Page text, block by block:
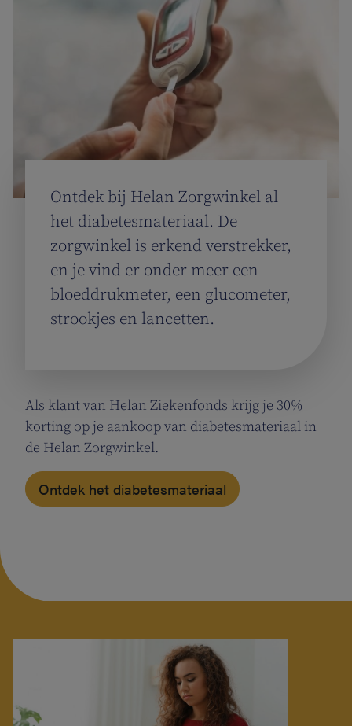
Ontdek bij Helan Zorgwinkel al
het diabetesmateriaal. De
zorgwinkel is erkend verstrekker,
en je vind er onder meer een
bloeddrukmeter, een glucometer,
strookjes en lancetten.
Als klant van Helan Ziekenfonds krijg je 30%
korting op je aankoop van diabetesmateriaal in
de Helan Zorgwinkel.
Ontdek het diabetesmateriaal